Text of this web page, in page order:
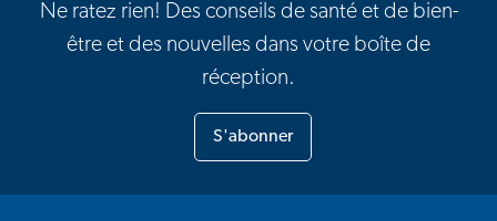
Ne ratez rien! Des conseils de santé et de bien-
être et des nouvelles dans votre boîte de
réception.
S'abonner